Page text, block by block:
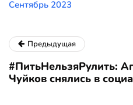
Сентябрь 2023
Предыдущая
#ПитьНельзяРулить:
Чуйков снялись в